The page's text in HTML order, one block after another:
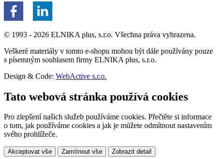
© 1993 - 2026 ELNIKA plus, s.r.o. Všechna práva vyhrazena.
Veškeré materiály v tomto e-shopu mohou být dále používány pouze
s písemným souhlasem firmy ELNIKA plus, s.r.o.
Design & Code: WebActive s.r.o.
Tato webová stránka používá cookies
Pro zlepšení našich služeb používáme cookies. Přečtěte si informace
o tom, jak používáme cookies a jak je můžete odmítnout nastavením
svého prohlížeče.
Akceptovat vše Zamítnout vše Zobrazit detail